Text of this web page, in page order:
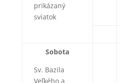
prikázaný
sviatok
Sobota
Sv. Bazila
Veľkého a